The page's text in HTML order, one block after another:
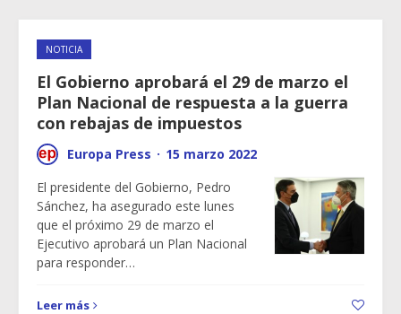
NOTICIA
El Gobierno aprobará el 29 de marzo el
Plan Nacional de respuesta a la guerra
con rebajas de impuestos
Europa Press · 15 marzo 2022
El presidente del Gobierno, Pedro
Sánchez, ha asegurado este lunes
que el próximo 29 de marzo el
Ejecutivo aprobará un Plan Nacional
para responder…
Leer más